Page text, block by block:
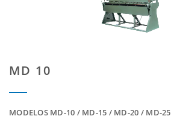
MD 10
MODELOS MD-10 / MD-15 / MD-20 / MD-25